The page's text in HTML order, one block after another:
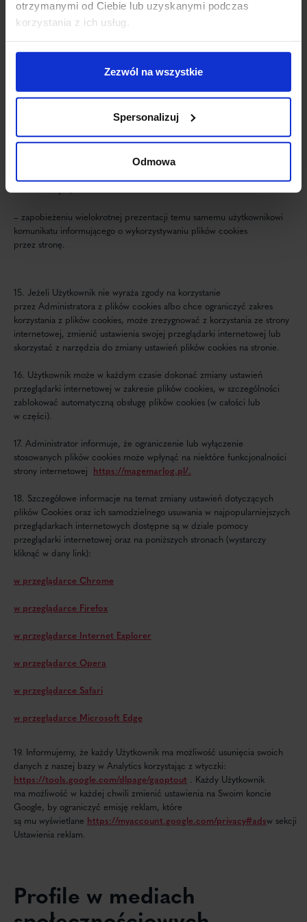
otrzymanymi od Ciebie lub uzyskanymi podczas
korzystania z ich usług.
Zezwól na wszystkie
Spersonalizuj
Odmowa
internetowej,
– zapewnienia równomiernego obciążenia serwerów,
– zbierania anonimowych statystyk, dzięki którym Administrator może
tak, by była jeszcze bardziej przyjazna,
– optymalizacji strony (tj. dostosowania jej wyglądu
do najpopularniejszych urządzeń),
– reklamowym,
– zapobieżeniu wielokrotnej prezentacji temu samemu użytkownikowi
komunikatu informującego o wykorzystywaniu plików cookies
przez stronę.
15. Jeżeli Użytkownik nie wyraża zgody na korzystanie
przez Administratora z plików cookies albo chce ograniczyć zakres
korzystania z plików cookies, może zrezygnować z korzystania ze strony
internetowej, zmienić ustawienia swojej przeglądarki internetowej lub
skorzystać z narzędzia do zmiany ustawień plików cookies na stronie.
16. Użytkownik może w każdym czasie dokonać zmiany ustawień
przeglądarki internetowej w zakresie plików cookies, w szczególności
zablokować automatyczną obsługę plików cookies (w całości lub
w części).
17. Administrator informuje, że ograniczenie lub wyłączenie
stosowanych plików cookies może wpłynąć na niektóre funkcjonalności
strony internetowej https://magemarlog.pl/.
18. Szczegółowe informacje na temat zmiany ustawień dotyczących
plików Cookies oraz ich samodzielnego usuwania w najpopularniejszych
przeglądarkach internetowych dostępne są w dziale pomocy
przeglądarki internetowej oraz na poniższych stronach (wystarczy
kliknąć w dany link):
w przeglądarce Chrome
w przeglądarce Firefox
w przeglądarce Internet Explorer
w przeglądarce Opera
w przeglądarce Safari
w przeglądarce Microsoft Edge
19. Informujemy, że każdy Użytkownik ma możliwość usunięcia swoich
danych z naszej bazy w Analytics korzystając z wtyczki:
https://tools.google.com/dlpage/gaoptout . Każdy Użytkownik
ma możliwość w każdej chwili zmienić ustawienia na Swoim koncie
Google, by ograniczyć emisję reklam, które
są mu wyświetlane https://myaccount.google.com/privacy#adsw sekcji
Ustawienia reklam.
Profile w mediach